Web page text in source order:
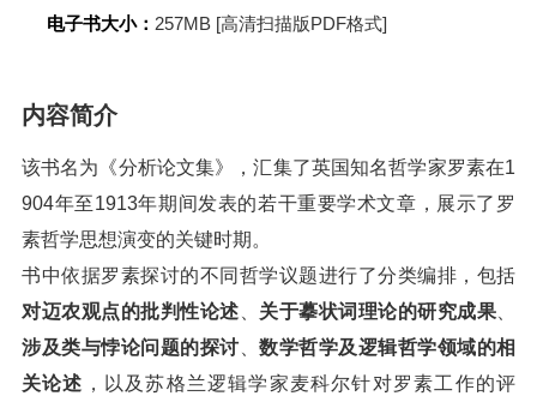
电子书大小： 257MB [高清扫描版PDF格式]
内容简介
该书名为《分析论文集》，汇集了英国知名哲学家罗素在1
904年至1913年期间发表的若干重要学术文章，展示了罗
素哲学思想演变的关键时期。
书中依据罗素探讨的不同哲学议题进行了分类编排，包括
对迈农观点的批判性论述
关于摹状词理论的研究成果
涉及类与悖论问题的探讨、 数学哲学及逻辑哲学领域的相
关论述 ，以及苏格兰逻辑学家麦科尔针对罗素工作的评